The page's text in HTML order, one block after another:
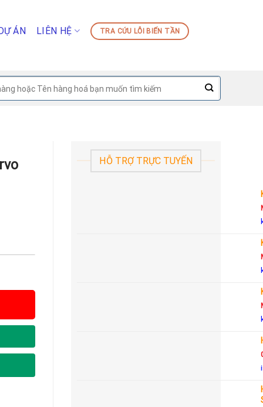
ÁN LIÊN HỆ TRA CỨU LỖI BIẾN TẦN
HỖ TRỢ TRỰC TUYẾN